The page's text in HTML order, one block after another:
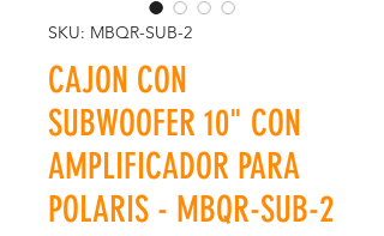
SKU: MBQR-SUB-2
CAJON CON
SUBWOOFER 10" CON
AMPLIFICADOR PARA
POLARIS - MBQR-SUB-2